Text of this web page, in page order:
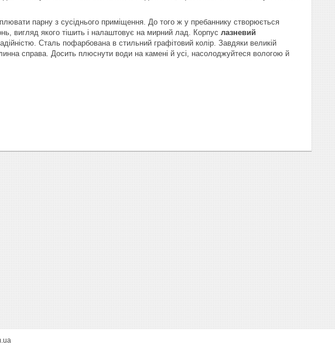
парну з сусіднього приміщення. До того ж у пребаннику створюється
вигляд якого тішить і налаштовує на мирний лад. Корпус лазневий
Сталь пофарбована в стильний графітовий колір. Завдяки великій
справа. Досить плюснути води на камені й усі, насолоджуйтеся вологою й